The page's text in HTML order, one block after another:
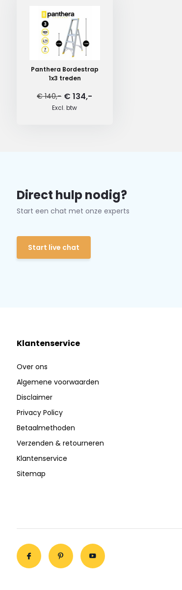
Panthera Bordestrap
1x3 treden
€ 140,- € 134,-
Excl. btw
Direct hulp nodig?
Start een chat met onze experts
Start live chat
Klantenservice
Over ons
Algemene voorwaarden
Disclaimer
Privacy Policy
Betaalmethoden
Verzenden & retourneren
Klantenservice
Sitemap